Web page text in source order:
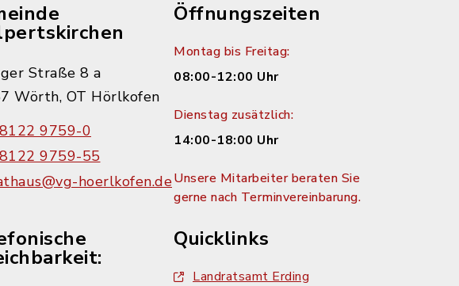
Straße 8 a
Wörth, OT Hörlkofen
9759-0
9759-55
hoerlkofen.de
Öffnungszeiten
Montag bis Freitag:
08:00-12:00 Uhr
Dienstag zusätzlich:
14:00-18:00 Uhr
Unsere Mitarbeiter beraten Sie
gerne nach Terminvereinbarung.
Quicklinks
Landratsamt Erding